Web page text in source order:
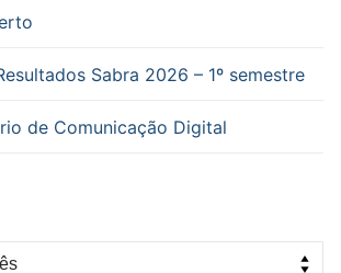
Sabra 2026 – 1º semestre
de Comunicação Digital